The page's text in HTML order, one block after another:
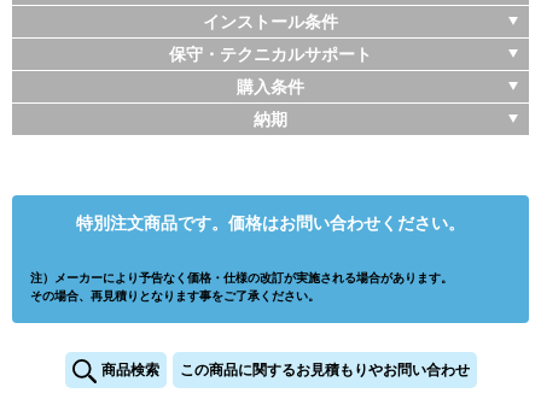
インストール条件
保守・テクニカルサポート
購入条件
納期
特別注文商品です。価格はお問い合わせください。
注）メーカーにより予告なく価格・仕様の改訂が実施される場合があります。
その場合、再見積りとなります事をご了承ください。
商品検索 この商品に関するお見積もりやお問い合わせ